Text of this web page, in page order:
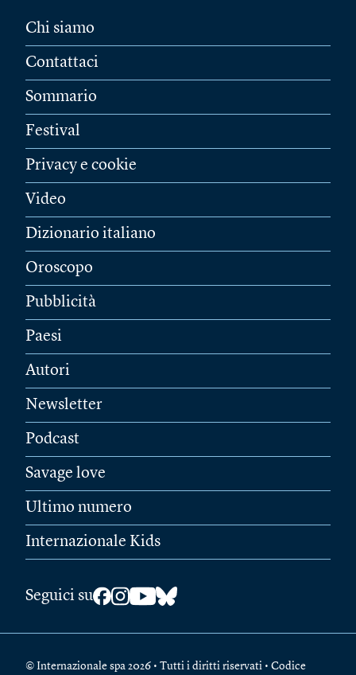
Chi siamo
Contattaci
Sommario
Festival
Privacy e cookie
Video
Dizionario italiano
Oroscopo
Pubblicità
Paesi
Autori
Newsletter
Podcast
Savage love
Ultimo numero
Internazionale Kids
Seguici su
© Internazionale spa 2026 • Tutti i diritti riservati • Codice